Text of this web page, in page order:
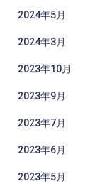
2024年5月
2024年3月
2023年10月
2023年9月
2023年7月
2023年6月
2023年5月